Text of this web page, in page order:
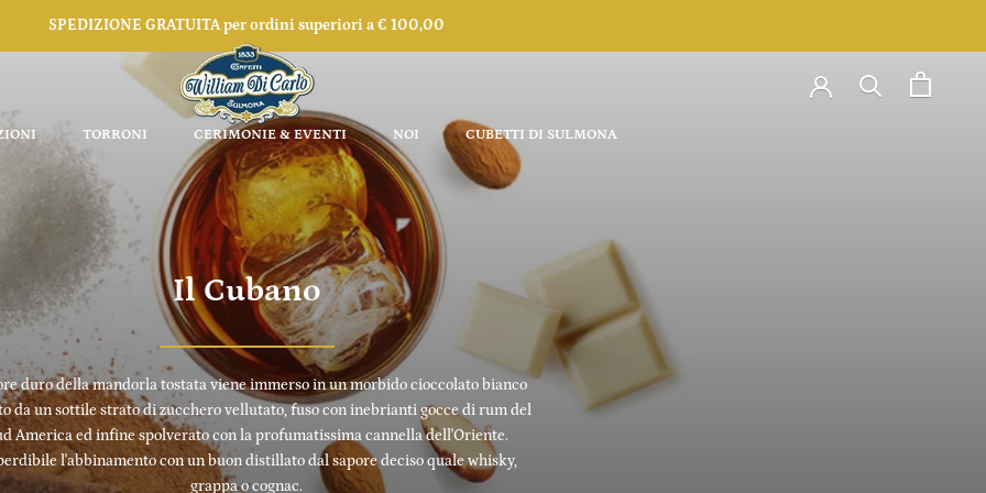
SPEDIZIONE GRATUITA per ordini superiori a € 100,00
TORRONI CERIMONIE & EVENTI NOI CUBETTI DI SULMONA
Il Cubano
duro della mandorla tostata viene immerso in un morbido cioccolato bianco
da un sottile strato di zucchero vellutato, fuso con inebrianti gocce di rum del
America ed infine spolverato con la profumatissima cannella dell'Oriente.
l'abbinamento con un buon distillato dal sapore deciso quale whisky,
grappa o cognac.